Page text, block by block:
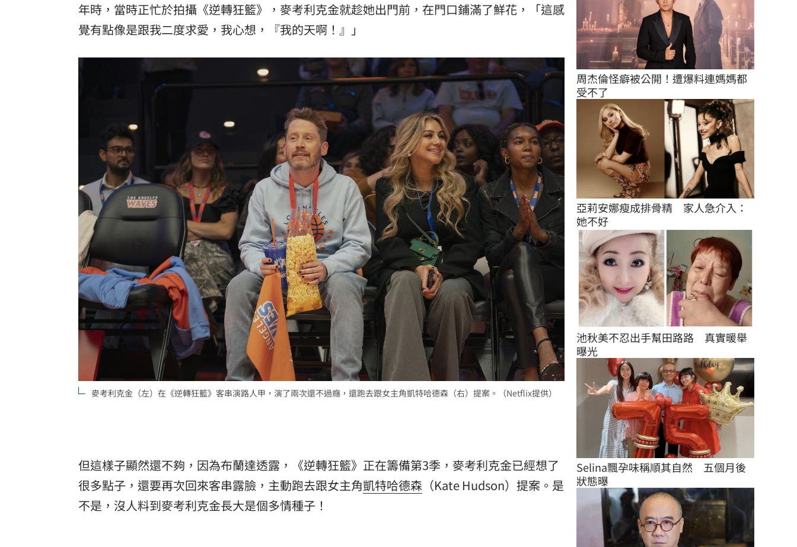
年時，當時正忙於拍攝《逆轉狂籃》，麥考利克金就趁她出門前，在門口鋪滿了鮮花，「這感
覺有點像是跟我二度求愛，我心想，『我的天啊！』」
麥考利克金（左）在《逆轉狂籃》客串演路人甲，演了兩次還不過癮，還跑去跟女主角凱特哈德森（右）提案。（Netflix提供）
但這樣子顯然還不夠，因為布蘭達透露，《逆轉狂籃》正在籌備第3季，麥考利克金已經想了
很多點子，還要再次回來客串露臉，主動跑去跟女主角凱特哈德森 （Kate Hudson）提案。是
不是，沒人料到麥考利克金長大是個多情種子！
周杰倫怪癖被公開！遭爆料連媽媽都
受不了
亞莉安娜瘦成排骨精　家人急介入：
她不好
池秋美不忍出手幫田路路　真實暖舉
曝光
Selina飄孕味稱順其自然　五個月後
狀態曝